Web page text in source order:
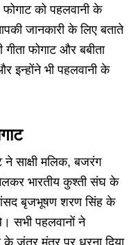
को पहलवानी के
जानकारी के लिए बताते
फोगाट और बबीता
इन्होंने भी पहलवानी के
ने साक्षी मलिक, बजरंग
भारतीय कुश्ती संघ के
बृजभूषण शरण सिंह के
सभी पहलवानों ने